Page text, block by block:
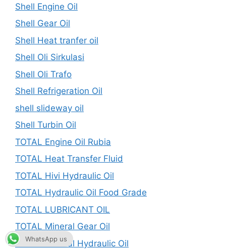
Shell Engine Oil
Shell Gear Oil
Shell Heat tranfer oil
Shell Oli Sirkulasi
Shell Oli Trafo
Shell Refrigeration Oil
shell slideway oil
Shell Turbin Oil
TOTAL Engine Oil Rubia
TOTAL Heat Transfer Fluid
TOTAL Hivi Hydraulic Oil
TOTAL Hydraulic Oil Food Grade
TOTAL LUBRICANT OIL
TOTAL Mineral Gear Oil
TOTAL Mineral Hydraulic Oil
WhatsApp us